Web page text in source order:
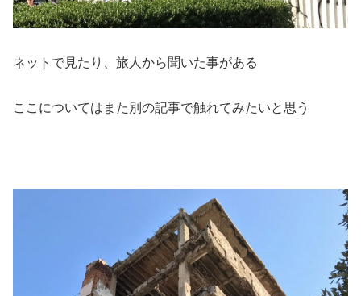
ネットで見たり、旅人から聞いた事がある
ここについてはまた別の記事で触れてみたいと思う